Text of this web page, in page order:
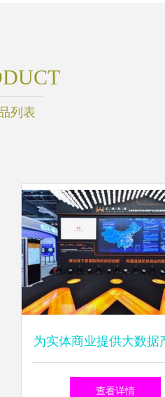
列表
为实体商业提供大数据
务，汇纳科技或将为商
查看详情